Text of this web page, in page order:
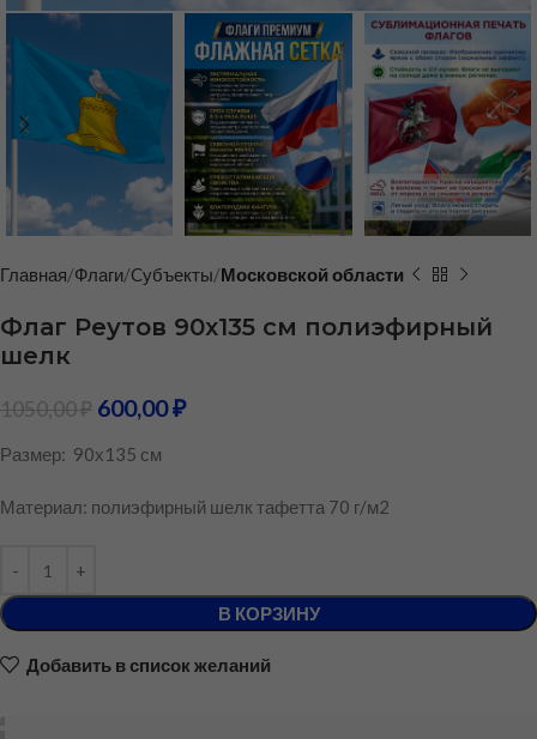
Главная Флаги Cубъекты Московской области
Флаг Реутов 90х135 см полиэфирный
шелк
1050,00₽ 600,00₽
Размер: 90х135 см
Материал: полиэфирный шелк тафетта 70 г/м2
В КОРЗИНУ
Добавить в список желаний